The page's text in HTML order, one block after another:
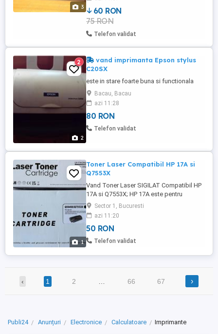
3
utilizare, folosita acasa si defecta ( la
pornire prezinta eroare fatala ), are
cartuse in ea (folosita pana luna
noiembrie 2025), eventual pt piese. Pret
total 60Ron ...
60 RON
75 RON
Telefon validat
2
2
vand imprimanta Epson stylus
C20SX
este in stare foarte buna si functionala
Bacau, Bacau
azi 11:28
80 RON
Telefon validat
1
Toner Laser Compatibil HP 17A si
Q7553X
Vand Toner Laser SIGILAT Compatibil HP
17A si Q7553X; HP 17A este pentru
Imprimantele: MFP M130a, MFP M130fn,
MFP M130fw, MFP M130nw, M102a,
M102w HP Q7553X este pentru
Imprimantele: M2727NF, M2727NFS,
P2014, P2014N, P2015, P2015D, P2015DN,
Sector 1, Bucuresti
azi 11:20
50 RON
Telefon validat
‹ 1 2 66 67 ›
Publi24 Anunțuri Electronice Calculatoare Imprimante